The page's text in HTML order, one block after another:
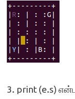
3. print (e.s)